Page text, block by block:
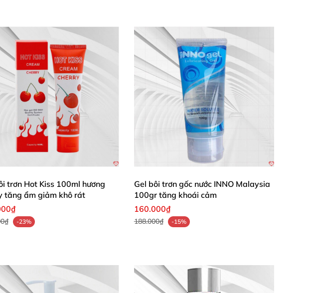
trơn Hot Kiss 100ml hương
tăng ẩm giảm khô rát
-23%
Gel bôi trơn gốc nước INNO Malaysia
100gr tăng khoái cảm
160.000₫
188.000₫ -15%